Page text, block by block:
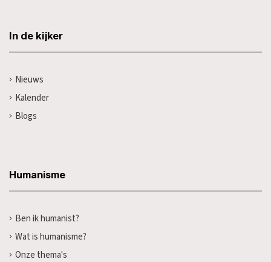
In de kijker
Nieuws
Kalender
Blogs
Humanisme
Ben ik humanist?
Wat is humanisme?
Onze thema's